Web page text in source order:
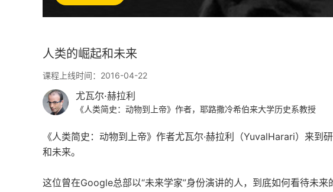
人类的崛起和未来
课程上线时间：2016-04-22
尤瓦尔·赫拉利
《人类简史：动物到上帝》作者，耶路撒冷希伯来大学历史系教授
《人类简史：动物到上帝》作者尤瓦尔·赫拉利（YuvalHarari）来到
和未来。
这位曾在Google总部以“未来学家”身份演讲的人，到底如何看待未来